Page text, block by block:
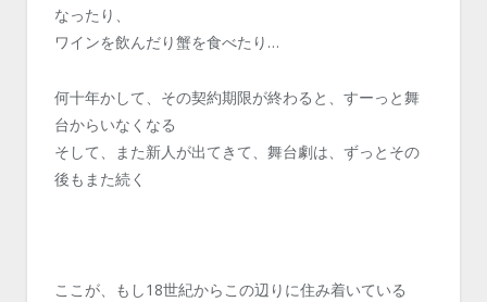
なったり、
ワインを飲んだり蟹を食べたり…
何十年かして、その契約期限が終わると、すーっと舞
台からいなくなる
そして、また新人が出てきて、舞台劇は、ずっとその
後もまた続く
ここが、もし18世紀からこの辺りに住み着いている